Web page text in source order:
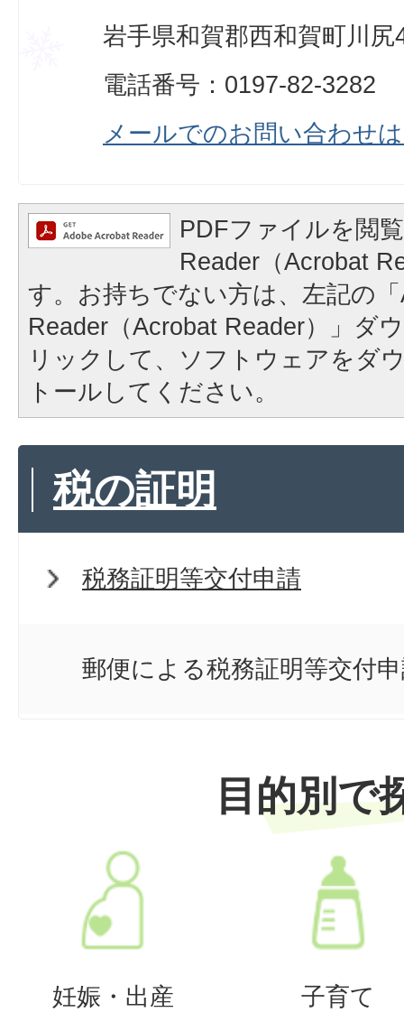
岩手県和賀郡西和賀町川
電話番号：0197-82-3282
メールでのお問い合わせ
PDFファイルを閲
Reader（Acrobat
す。お持ちでない方は、左記の
Reader（Acrobat Reader）」ダ
リックして、ソフトウェアをダ
トールしてください。
税の証明
税務証明等交付申請
郵便による税務証明等交付
目的別で
妊娠・出産 子育て